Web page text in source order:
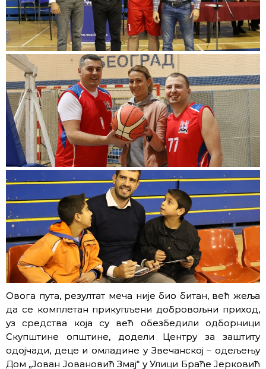
Овога пута, резултат меча није био битан, већ жеља
да се комплетан прикупљени добровољни приход,
уз средства која су већ обезбедили одборници
Скупштине општине, додели Центру за заштиту
одојчади, деце и омладине у Звечанској – одељењу
Дом „Јован Јовановић Змај“ у Улици Браће Јерковић